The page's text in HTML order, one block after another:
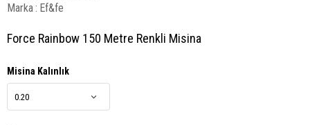
Marka: Ef&fe
Force Rainbow 150 Metre Renkli Misina
Misina Kalınlık